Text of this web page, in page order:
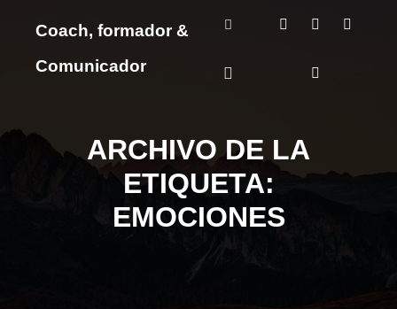
Coach, formador &
Comunicador
ARCHIVO DE LA
ETIQUETA:
EMOCIONES